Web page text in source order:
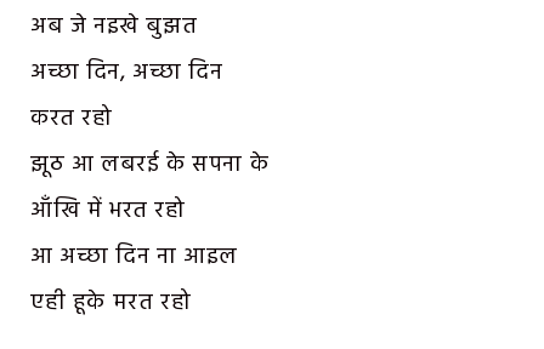
अब जे नइखे बुझत
अच्छा दिन, अच्छा दिन
करत रहो
झूठ आ लबरई के सपना के
आँखि में भरत रहो
आ अच्छा दिन ना आइल
एही हूके मरत रहो